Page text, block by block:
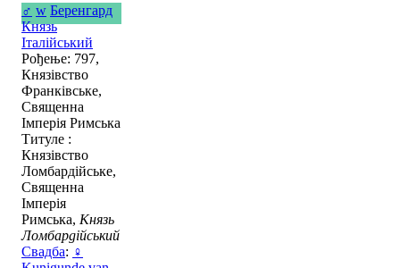
♂ w Беренгард
Князь
Італійський
Рођење: 797,
Князівство
Франківське,
Священна
Імперія Римська
Титуле :
Князівство
Ломбардійське,
Священна
Імперія
Римська, Князь
Ломбардійський
Свадба: ♀